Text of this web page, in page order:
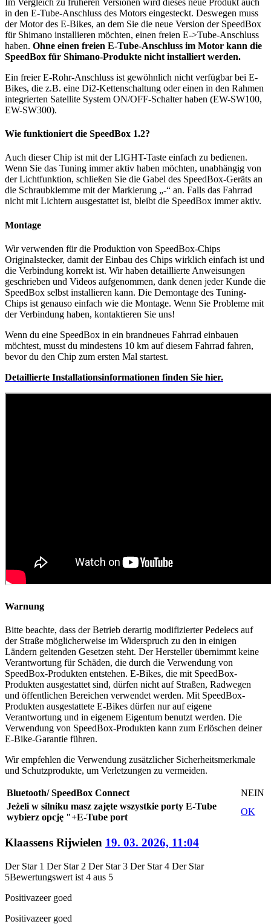
in den E-Tube-Anschluss des Motors eingesteckt. Deswegen muss
der Motor des E-Bikes, an dem Sie die neue Version der SpeedBox
für Shimano installieren möchten, einen freien E->Tube-Anschluss
haben. Ohne einen freien E-Tube-Anschluss im Motor kann die
SpeedBox für Shimano-Produkte nicht installiert werden.
Ein freier E-Rohr-Anschluss ist gewöhnlich nicht verfügbar bei E-
Bikes, die z.B. eine Di2-Kettenschaltung oder einen in den Rahmen
integrierten Satellite System ON/OFF-Schalter haben (EW-SW100,
EW-SW300).
Wie funktioniert die SpeedBox 1.2?
Auch dieser Chip ist mit der LIGHT-Taste einfach zu bedienen.
Wenn Sie das Tuning immer aktiv haben möchten, unabhängig von
der Lichtfunktion, schließen Sie die Gabel des SpeedBox-Geräts an
die Schraubklemme mit der Markierung „-“ an. Falls das Fahrrad
nicht mit Lichtern ausgestattet ist, bleibt die SpeedBox immer aktiv.
Montage
Wir verwenden für die Produktion von SpeedBox-Chips
Originalstecker, damit der Einbau des Chips wirklich einfach ist und
die Verbindung korrekt ist. Wir haben detaillierte Anweisungen
geschrieben und Videos aufgenommen, dank denen jeder Kunde die
SpeedBox selbst installieren kann. Die Demontage des Tuning-
Chips ist genauso einfach wie die Montage. Wenn Sie Probleme mit
der Verbindung haben, kontaktieren Sie uns!
Wenn du eine SpeedBox in ein brandneues Fahrrad einbauen
möchtest, musst du mindestens 10 km auf diesem Fahrrad fahren,
bevor du den Chip zum ersten Mal startest.
Detaillierte Installationsinformationen finden Sie hier.
Warnung
Bitte beachte, dass der Betrieb derartig modifizierter Pedelecs auf
der Straße möglicherweise im Widerspruch zu den in einigen
Ländern geltenden Gesetzen steht. Der Hersteller übernimmt keine
Verantwortung für Schäden, die durch die Verwendung von
SpeedBox-Produkten entstehen. E-Bikes, die mit SpeedBox-
Produkten ausgestattet sind, dürfen nicht auf Straßen, Radwegen
und öffentlichen Bereichen verwendet werden. Mit SpeedBox-
Produkten ausgestattete E-Bikes dürfen nur auf eigene
Verantwortung und in eigenem Eigentum benutzt werden. Die
Verwendung von SpeedBox-Produkten kann zum Erlöschen deiner
E-Bike-Garantie führen.
Wir empfehlen die Verwendung zusätzlicher Sicherheitsmerkmale
und Schutzprodukte, um Verletzungen zu vermeiden.
Bluetooth/ SpeedBox Connect
NEIN
Jeżeli w silniku masz zajęte wszystkie porty E-Tube
wybierz opcję "+E-Tube port
OK
Klaassens Rijwielen 19. 03. 2026, 11:04
Der Star 1 Der Star 2 Der Star 3 Der Star 4 Der Star
5Bewertungswert ist 4 aus 5
Positivazeer goed
Positivazeer goed